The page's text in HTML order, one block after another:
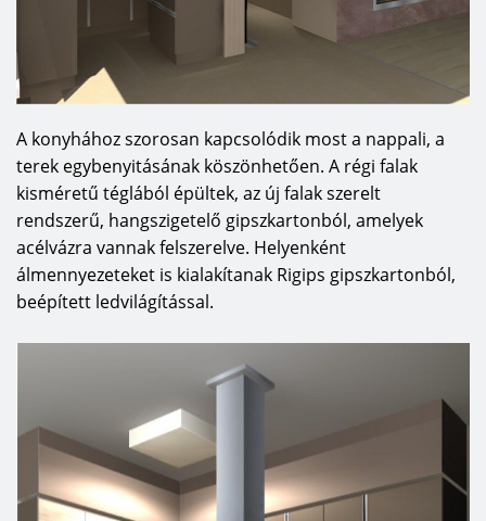
A konyhához szorosan kapcsolódik most a nappali, a
terek egybenyitásának köszönhetően. A régi falak
kisméretű téglából épültek, az új falak szerelt
rendszerű, hangszigetelő gipszkartonból, amelyek
acélvázra vannak felszerelve. Helyenként
álmennyezeteket is kialakítanak Rigips gipszkartonból,
beépített ledvilágítással.